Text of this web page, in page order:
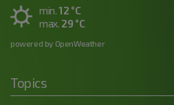
min.12 °C
max. 29 °C
powered by OpenWeather
Topics